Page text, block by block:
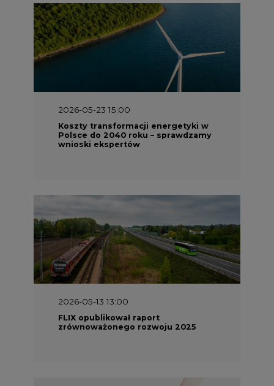
2026-05-23 15:00
Koszty transformacji energetyki w
Polsce do 2040 roku – sprawdzamy
wnioski ekspertów
2026-05-13 13:00
FLIX opublikował raport
zrównoważonego rozwoju 2025